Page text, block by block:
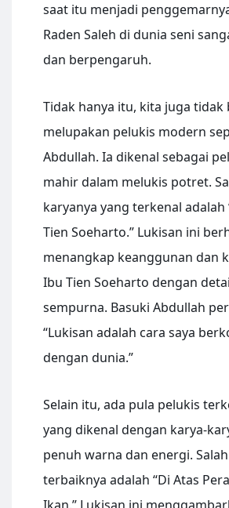
saat itu menjadi
Raden Saleh di dunia seni
dan berpengaruh.
Tidak hanya itu, kita juga tidak
melupakan pelukis modern
Abdullah. Ia dikenal sebagai
mahir dalam melukis potret.
karyanya yang terkenal adalah
Tien Soeharto.” Lukisan ini
menangkap keanggunan dan
Ibu Tien Soeharto dengan
sempurna. Basuki Abdullah
“Lukisan adalah cara saya
dengan dunia.”
Selain itu, ada pula pelukis
yang dikenal dengan karya-
penuh warna dan energi.
terbaiknya adalah “Di Atas